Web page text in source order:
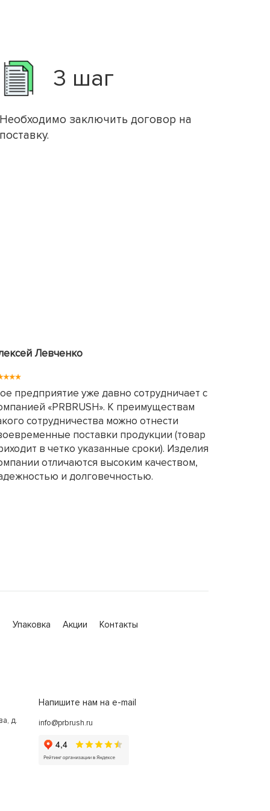
3 шаг
Необходимо заключить договор на
поставку.
Левченко
предприятие уже давно сотрудничает с
«PRBRUSH». К преимуществам
сотрудничества можно отнести
поставки продукции (товар
в четко указанные сроки). Изделия
отличаются высоким качеством,
и долговечностью.
Упаковка Акции Контакты
д.
Напишите нам на e-mail
info@prbrush.ru